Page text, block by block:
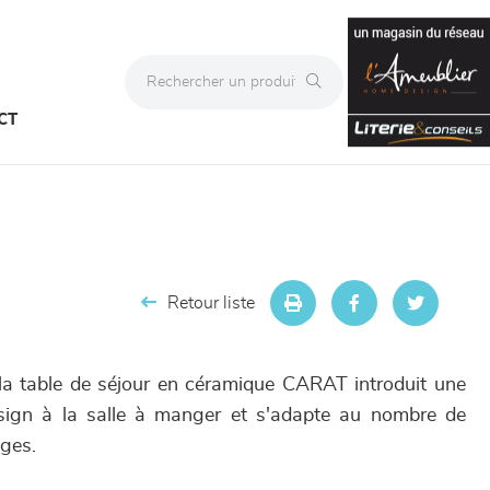
Retour liste
table de séjour en céramique CARAT introduit une
à la salle à manger et s'adapte au nombre de